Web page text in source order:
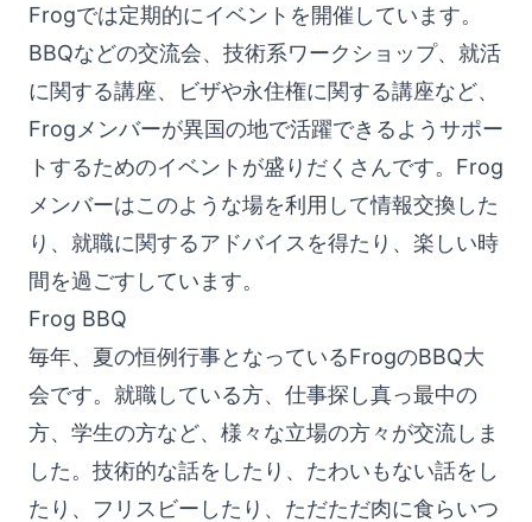
Frogでは定期的にイベントを開催しています。
BBQなどの交流会、技術系ワークショップ、就活
に関する講座、ビザや永住権に関する講座など、
Frogメンバーが異国の地で活躍できるようサポー
トするためのイベントが盛りだくさんです。Frog
メンバーはこのような場を利用して情報交換した
り、就職に関するアドバイスを得たり、楽しい時
間を過ごすしています。
Frog BBQ
毎年、夏の恒例行事となっているFrogのBBQ大
会です。就職している方、仕事探し真っ最中の
方、学生の方など、様々な立場の方々が交流しま
した。技術的な話をしたり、たわいもない話をし
たり、フリスビーしたり、ただただ肉に食らいつ